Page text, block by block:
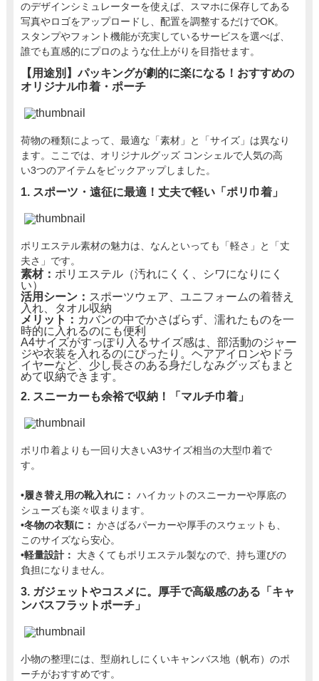
のデザインシミュレーターを使えば、スマホに保存してある
写真やロゴをアップロードし、配置を調整するだけでOK。
スタンプやフォント機能が充実しているサービスを選べば、
誰でも直感的にプロのような仕上がりを目指せます。
【用途別】パッキングが劇的に楽になる！おすすめの
オリジナル巾着・ポーチ
荷物の種類によって、最適な「素材」と「サイズ」は異なり
ます。ここでは、オリジナルグッズ コンシェルで人気の高
い3つのアイテムをピックアップしました。
1. スポーツ・遠征に最適！丈夫で軽い「ポリ巾着」
ポリエステル素材の魅力は、なんといっても「軽さ」と「丈
夫さ」です。
素材： ポリエステル（汚れにくく、シワになりにく
い）
活用シーン： スポーツウェア、ユニフォームの着替え
入れ、タオル収納
メリット： カバンの中でかさばらず、濡れたものを一
時的に入れるのにも便利
A4サイズがすっぽり入るサイズ感は、部活動のジャー
ジや衣装を入れるのにぴったり。ヘアアイロンやドラ
イヤーなど、少し長さのある身だしなみグッズもまと
めて収納できます。
2. スニーカーも余裕で収納！「マルチ巾着」
ポリ巾着よりも一回り大きいA3サイズ相当の大型巾着で
す。
•履き替え用の靴入れに： ハイカットのスニーカーや厚底の
シューズも楽々収まります。
•冬物の衣類に： かさばるパーカーや厚手のスウェットも、
このサイズなら安心。
•軽量設計：
大きくてもポリエステル製なので、持ち運びの
負担になりません。
3. ガジェットやコスメに。厚手で高級感のある「キャ
ンバスフラットポーチ」
小物の整理には、型崩れしにくいキャンバス地（帆布）のポ
ーチがおすすめです。